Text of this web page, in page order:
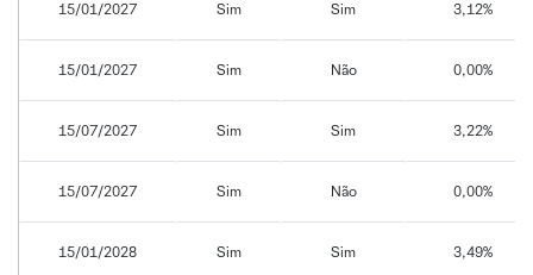
15/01/2027 Sim Sim 3,12%
15/01/2027 Sim Não 0,00%
15/07/2027 Sim Sim 3,22%
15/07/2027 Sim Não 0,00%
15/01/2028 Sim Sim 3,49%